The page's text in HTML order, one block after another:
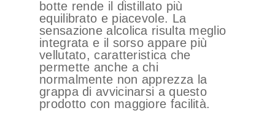
botte rende il distillato più
equilibrato e piacevole. La
sensazione alcolica risulta meglio
integrata e il sorso appare più
vellutato, caratteristica che
permette anche a chi
normalmente non apprezza la
grappa di avvicinarsi a questo
prodotto con maggiore facilità.